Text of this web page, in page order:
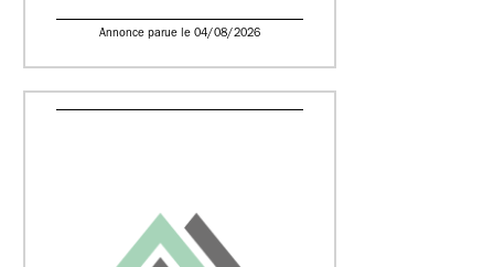
Annonce parue le 04/08/2026